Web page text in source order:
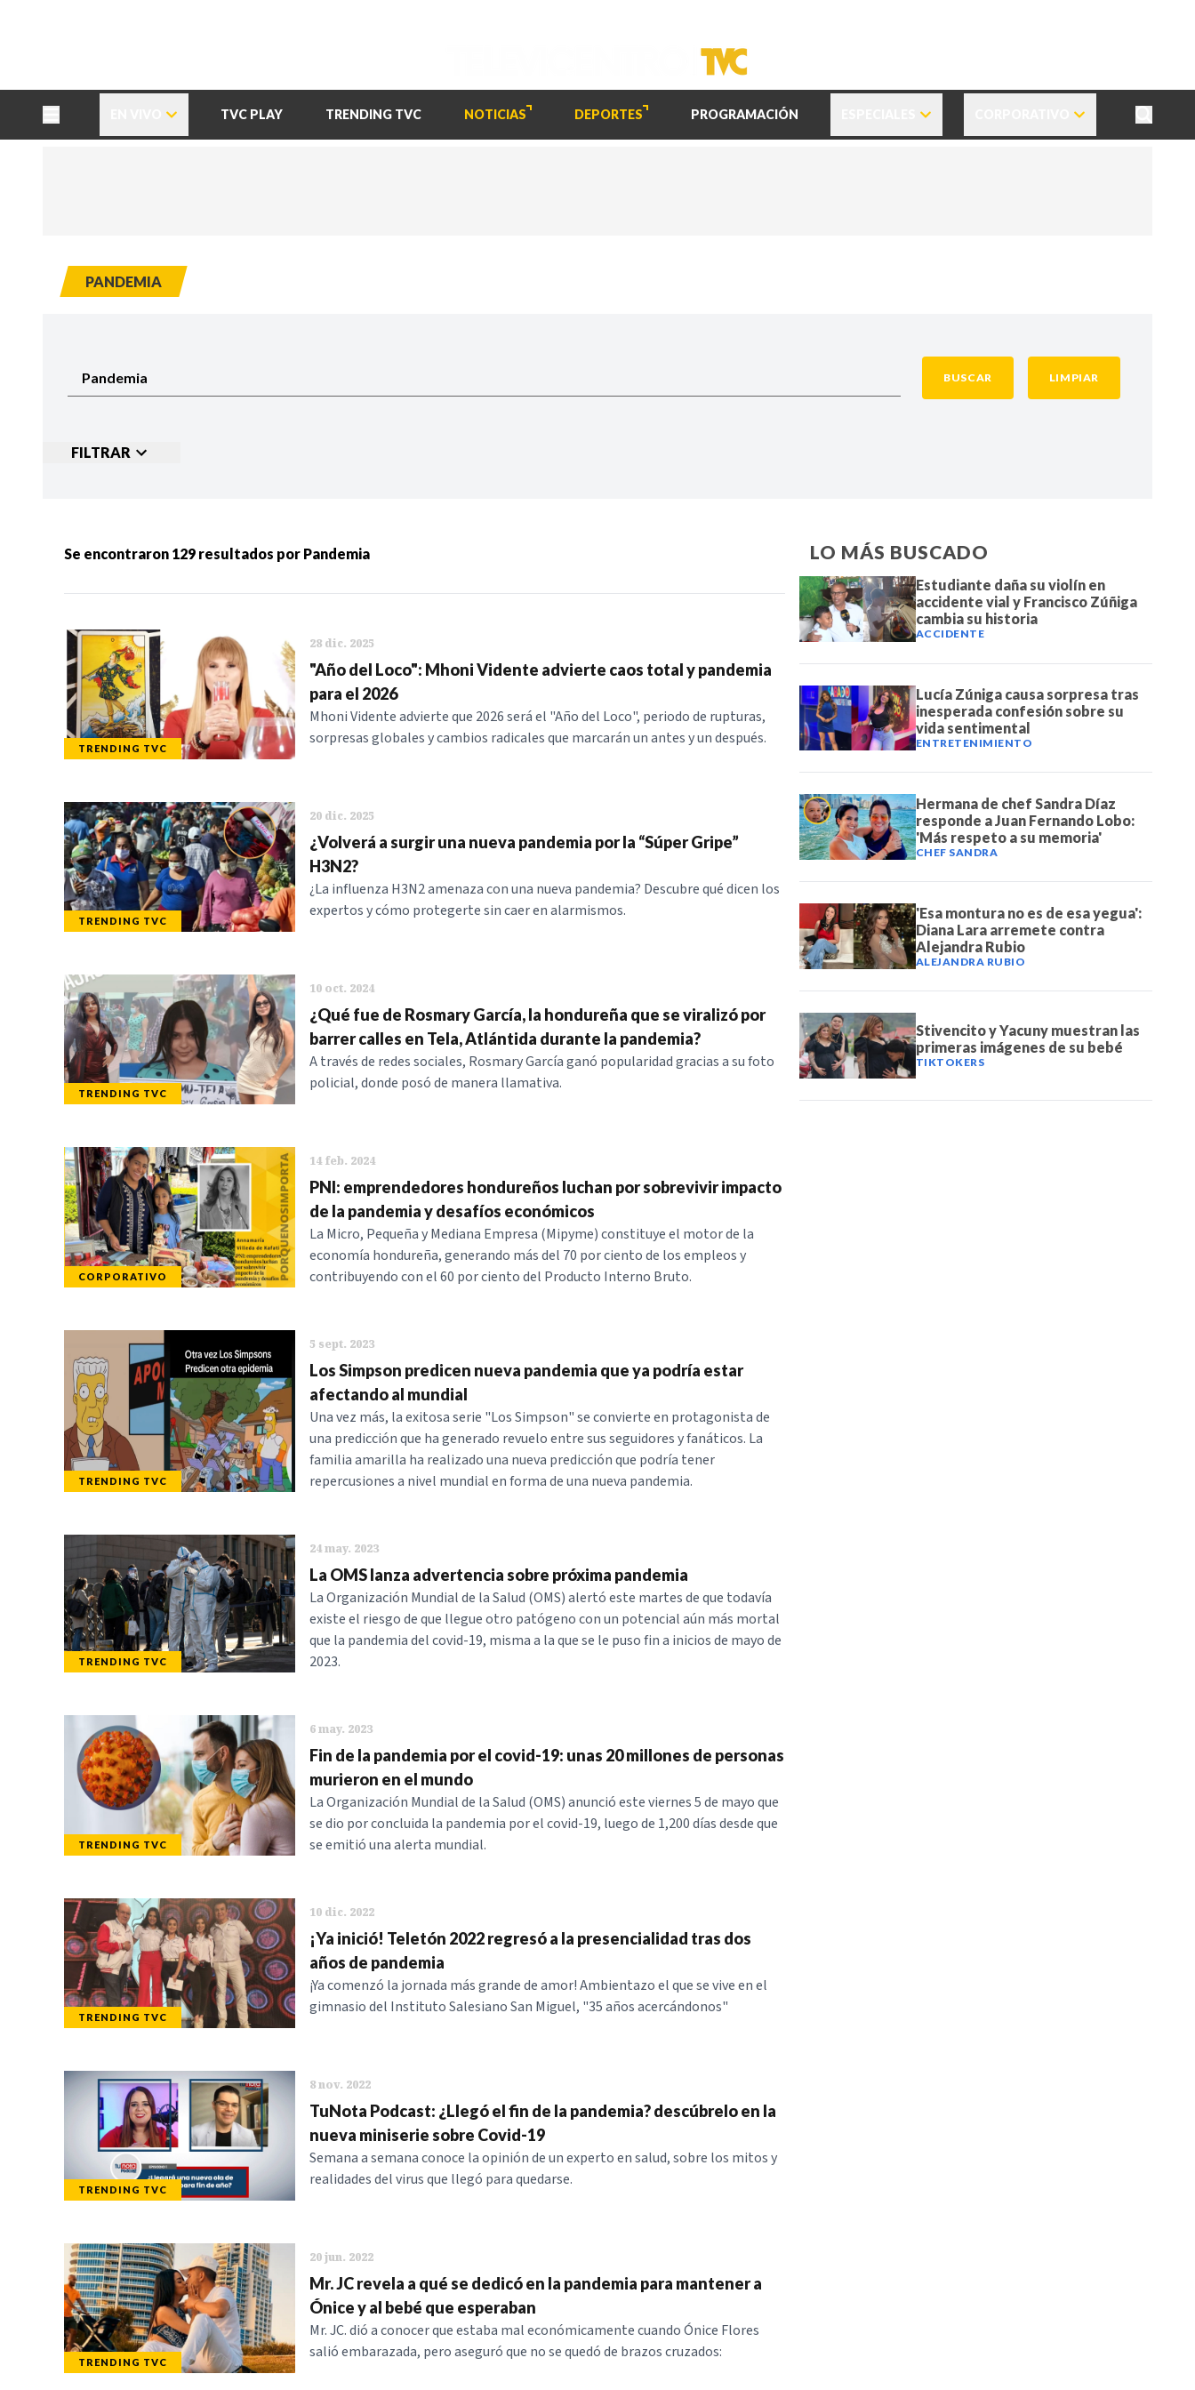
TVC PLAY TRENDING TVC NOTICIAS DEPORTES PROGRAMACIÓN
PANDEMIA
BUSCAR LIMPIAR
FILTRAR
Categorias: NOTICIAS SERIES
Se encontraron 129 resultados por Pandemia
TRENDING TVC
28 dic. 2025
"Año del Loco": Mhoni Vidente advierte caos total y pandemia
para el 2026
Mhoni Vidente advierte que 2026 será el "Año del Loco", periodo de rupturas,
sorpresas globales y cambios radicales que marcarán un antes y un después.
TRENDING TVC
20 dic. 2025
¿Volverá a surgir una nueva pandemia por la “Súper Gripe”
H3N2?
¿La influenza H3N2 amenaza con una nueva pandemia? Descubre qué dicen los
expertos y cómo protegerte sin caer en alarmismos.
TRENDING TVC
10 oct. 2024
¿Qué fue de Rosmary García, la hondureña que se viralizó por
barrer calles en Tela, Atlántida durante la pandemia?
A través de redes sociales, Rosmary García ganó popularidad gracias a su foto
policial, donde posó de manera llamativa.
CORPORATIVO
14 feb. 2024
PNI: emprendedores hondureños luchan por sobrevivir impacto
de la pandemia y desafíos económicos
La Micro, Pequeña y Mediana Empresa (Mipyme) constituye el motor de la
economía hondureña, generando más del 70 por ciento de los empleos y
contribuyendo con el 60 por ciento del Producto Interno Bruto.
TRENDING TVC
5 sept. 2023
Los Simpson predicen nueva pandemia que ya podría estar
afectando al mundial
Una vez más, la exitosa serie "Los Simpson" se convierte en protagonista de
una predicción que ha generado revuelo entre sus seguidores y fanáticos. La
familia amarilla ha realizado una nueva predicción que podría tener
repercusiones a nivel mundial en forma de una nueva pandemia.
TRENDING TVC
24 may. 2023
La OMS lanza advertencia sobre próxima pandemia
La Organización Mundial de la Salud (OMS) alertó este martes de que todavía
existe el riesgo de que llegue otro patógeno con un potencial aún más mortal
que la pandemia del covid-19, misma a la que se le puso fin a inicios de mayo de
2023.
TRENDING TVC
6 may. 2023
Fin de la pandemia por el covid-19: unas 20 millones de personas
murieron en el mundo
La Organización Mundial de la Salud (OMS) anunció este viernes 5 de mayo que
se dio por concluida la pandemia por el covid-19, luego de 1,200 días desde que
se emitió una alerta mundial.
TRENDING TVC
10 dic. 2022
¡Ya inició! Teletón 2022 regresó a la presencialidad tras dos
años de pandemia
¡Ya comenzó la jornada más grande de amor! Ambientazo el que se vive en el
gimnasio del Instituto Salesiano San Miguel, "35 años acercándonos"
TRENDING TVC
8 nov. 2022
TuNota Podcast: ¿Llegó el fin de la pandemia? descúbrelo en la
nueva miniserie sobre Covid-19
Semana a semana conoce la opinión de un experto en salud, sobre los mitos y
realidades del virus que llegó para quedarse.
TRENDING TVC
20 jun. 2022
Mr. JC revela a qué se dedicó en la pandemia para mantener a
Ónice y al bebé que esperaban
Mr. JC. dió a conocer que estaba mal económicamente cuando Ónice Flores
salió embarazada, pero aseguró que no se quedó de brazos cruzados:
LO MÁS BUSCADO
Estudiante daña su violín en
accidente vial y Francisco Zúñiga
cambia su historia
ACCIDENTE
Lucía Zúniga causa sorpresa tras
inesperada confesión sobre su
vida sentimental
ENTRETENIMIENTO
Hermana de chef Sandra Díaz
responde a Juan Fernando Lobo:
'Más respeto a su memoria'
CHEF SANDRA
'Esa montura no es de esa yegua':
Diana Lara arremete contra
Alejandra Rubio
ALEJANDRA RUBIO
Stivencito y Yacuny muestran las
primeras imágenes de su bebé
TIKTOKERS